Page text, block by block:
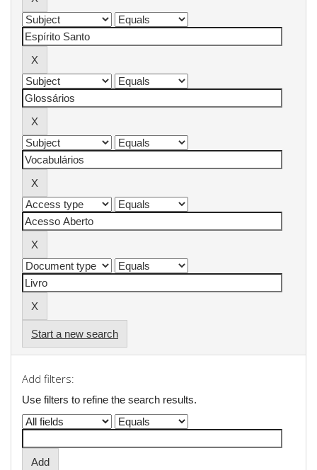
Start a new search
Add filters:
Use filters to refine the search results.